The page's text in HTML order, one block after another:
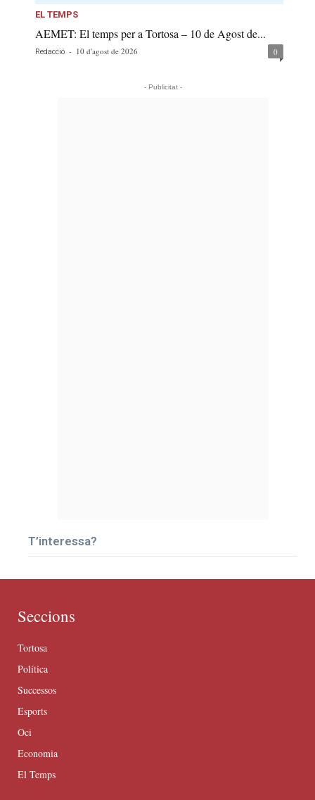
EL TEMPS
AEMET: El temps per a Tortosa – 10 de Agost de...
Redacció - 10 d'agost de 2026 0
- Publicitat -
T’interessa?
Seccions
Tortosa
Política
Successos
Esports
Oci
Economia
El Temps